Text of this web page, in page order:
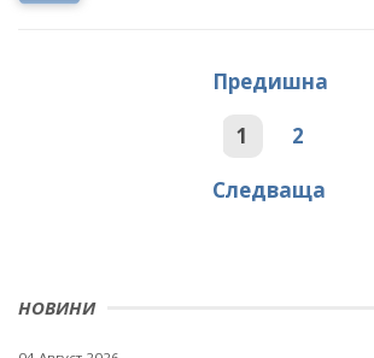
НОВИНИ
Предишна
1
2
Следваща